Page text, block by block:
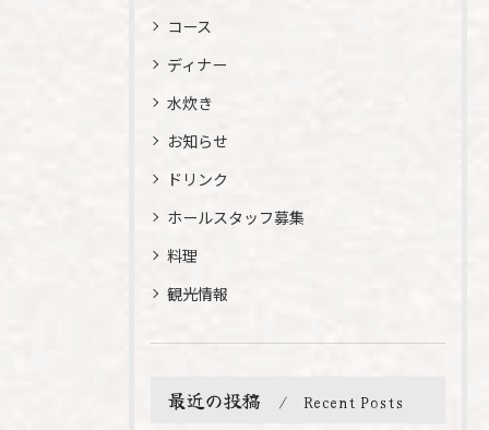
コース
ディナー
水炊き
お知らせ
ドリンク
ホールスタッフ募集
料理
観光情報
最近の投稿 Recent Posts